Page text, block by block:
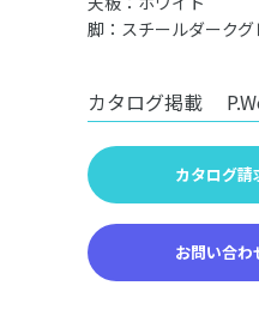
脚：スチールダークグ
カタログ掲載
カタログ請
お問い合わ